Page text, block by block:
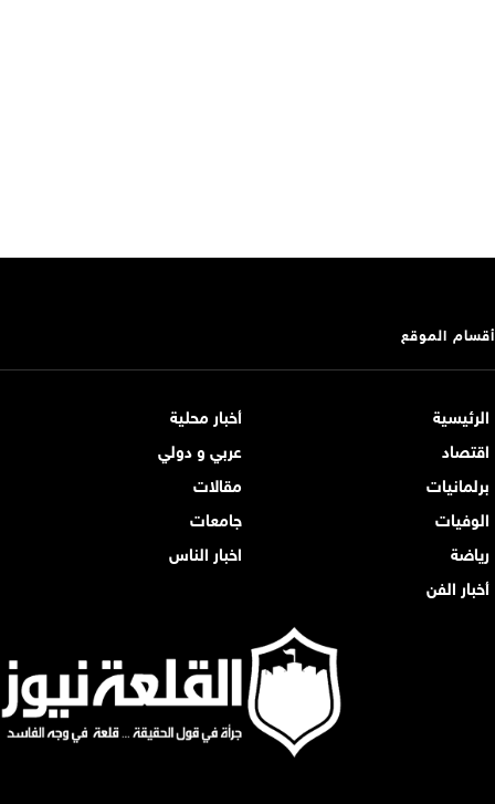
أقسام الموقع
الرئيسية
أخبار محلية
اقتصاد
عربي و دولي
برلمانيات
مقالات
الوفيات
جامعات
رياضة
اخبار الناس
أخبار الفن